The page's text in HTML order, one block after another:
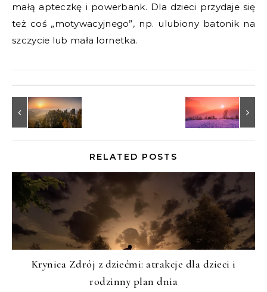
małą apteczkę i powerbank. Dla dzieci przydaje się
też coś „motywacyjnego”, np. ulubiony batonik na
szczycie lub mała lornetka.
RELATED POSTS
Krynica Zdrój z dziećmi: atrakcje dla dzieci i
rodzinny plan dnia